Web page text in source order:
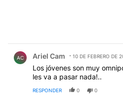
AC Ariel Cam 10 DE FEBRERO DE
Los jóvenes son muy
les va a pasar nada!..
RESPONDER 0 0